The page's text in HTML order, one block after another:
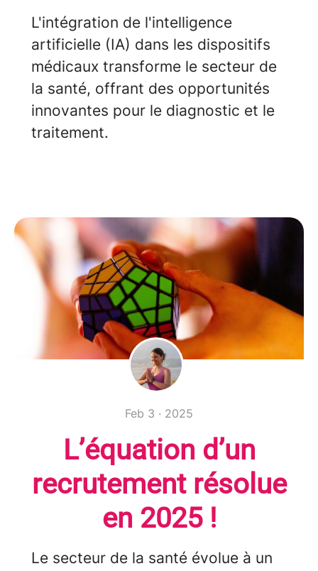
L'intégration de l'intelligence
artificielle (IA) dans les dispositifs
médicaux transforme le secteur de
la santé, offrant des opportunités
innovantes pour le diagnostic et le
traitement.
Feb 3 · 2025
L’équation d’un
recrutement résolue
en 2025 !
Le secteur de la santé évolue à un